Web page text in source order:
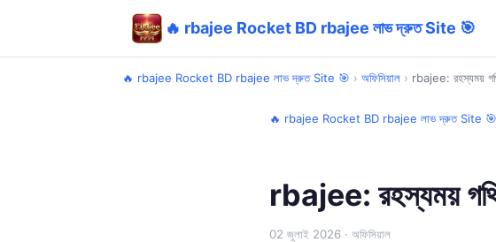
🔥 rbajee Rocket BD rbajee লাভ দ্রুত Site 🎯
🔥 rbajee Rocket BD rbajee লাভ দ্রুত Site 🎯 › অফিসিয়াল › rbajee: রহস্যময়
🔥 rbajee Rocket BD rbajee লাভ দ্রুত Site 🎯
rbajee: রহস্যময়
02 জুলাই 2026 · অফিসিয়াল